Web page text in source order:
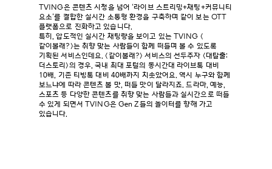
TVING은 콘텐츠 시청을 넘어 ‘라이브 스트리밍+채팅+커뮤니티
요소’를 결합한 실시간 소통형 환경을 구축하며 같이 보는 OTT
플랫폼으로 진화하고 있습니다.
특히, 압도적인 실시간 채팅량을 보이고 있는 TVING <
같이볼래?>는 취향 맞는 사람들이 함께 떠들며 볼 수 있도록
기획된 서비스인데요. <같이볼래?> 서비스의 선두주자 <대탈출:
더스토리>의 경우, 국내 최대 포털의 동시간대 라이브톡 대비
10배, 기존 티빙톡 대비 40배까지 치솟았어요. 역시 누구와 함께
보느냐에 따라 콘텐츠 볼 맛, 떠들 맛이 달라지죠. 드라마, 예능,
스포츠 등 다양한 콘텐츠를 취향 맞는 사람들과 실시간으로 떠들
수 있게 되면서 TVING은 Gen Z들의 놀이터를 향해 가고
있습니다.